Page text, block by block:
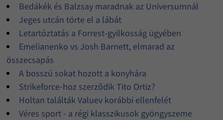
Bedákék és Balzsay maradnak az Universumnál
Jeges utcán törte el a lábát
Letartóztatás a Forrest-gyilkosság ügyében
Emelianenko vs Josh Barnett, elmarad az
összecsapás
A bosszú sokat hozott a konyhára
Strikeforce-hoz szerzõdik Tito Ortiz?
Holtan találták Valuev korábbi ellenfelét
Véres sport - a régi klasszikusok gyöngyszeme